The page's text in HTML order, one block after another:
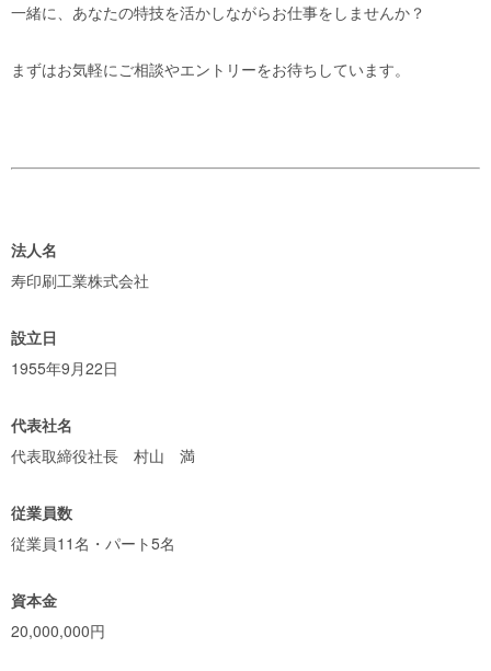
一緒に、あなたの特技を活かしながらお仕事をしませんか？
まずはお気軽にご相談やエントリーをお待ちしています。
法人名
寿印刷工業株式会社
設立日
1955年9月22日
代表社名
代表取締役社長 村山 満
従業員数
従業員11名・パート5名
資本金
20,000,000円